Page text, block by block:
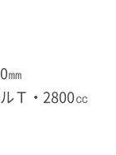
㎜
Ｔ・2800㏄